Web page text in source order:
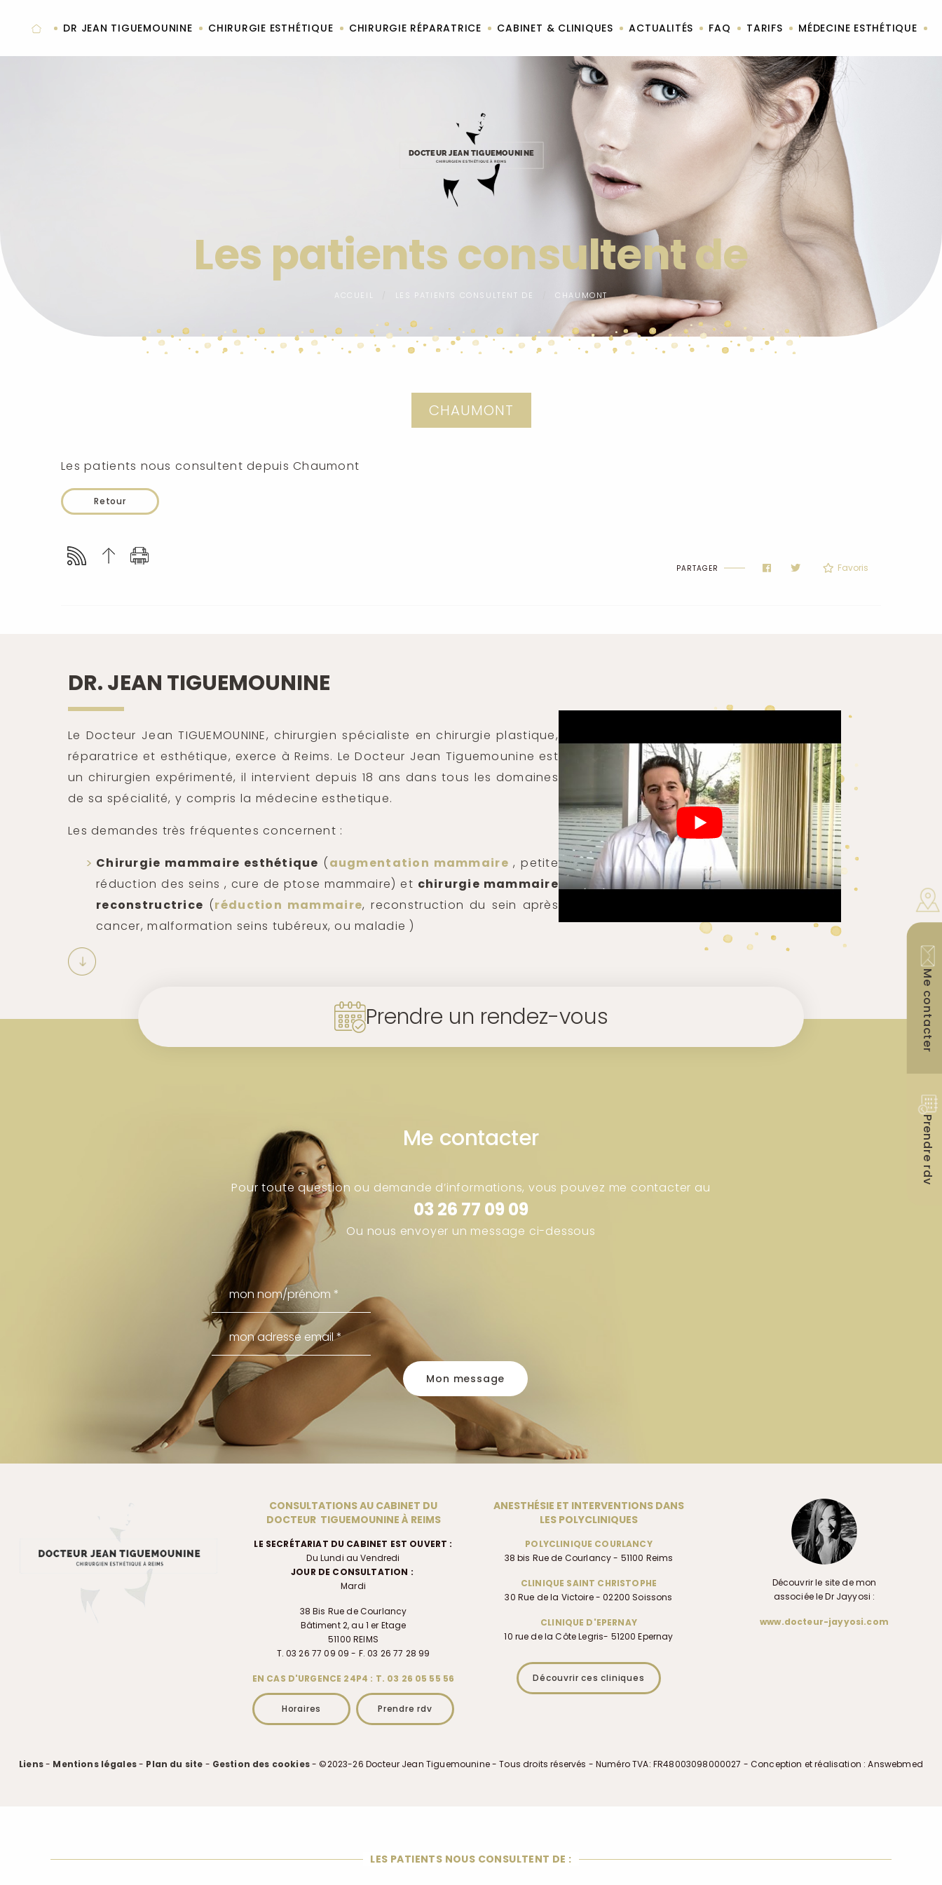
Me contacter
Prendre rdv
DR JEAN TIGUEMOUNINE CHIRURGIE ESTHÉTIQUE CHIRURGIE RÉPARATRICE CABINET & CLINIQUES ACTUALITÉS FAQ TARIFS MÉDECINE ESTHÉTIQUE
DOCTEUR JEAN TIGUEMOUNINE
CHIRURGIEN ESTHÉTIQUE À REIMS
Les patients consultent de
ACCUEIL LES PATIENTS CONSULTENT DE CHAUMONT
CHAUMONT
Les patients nous consultent depuis Chaumont
Retour
PARTAGER Favoris
DR. JEAN TIGUEMOUNINE
Le Docteur Jean TIGUEMOUNINE, chirurgien spécialiste en chirurgie plastique,
réparatrice et esthétique, exerce à Reims. Le Docteur Jean Tiguemounine est
un chirurgien expérimenté, il intervient depuis 18 ans dans tous les domaines
de sa spécialité, y compris la médecine esthetique.
Les demandes très fréquentes concernent :
Chirurgie mammaire esthétique (augmentation mammaire , petite
réduction des seins , cure de ptose mammaire) et chirurgie mammaire
reconstructrice (réduction mammaire, reconstruction du sein après
cancer, malformation seins tubéreux, ou maladie )
Prendre un rendez-vous
Me contacter
Pour toute question ou demande d’informations, vous pouvez me contacter au
03 26 77 09 09
Ou nous envoyer un message ci-dessous
Mon message
CONSULTATIONS AU CABINET DU
DOCTEUR TIGUEMOUNINE À REIMS
LE SECRÉTARIAT DU CABINET EST OUVERT :
Du Lundi au Vendredi
JOUR DE CONSULTATION :
Mardi
38 Bis Rue de Courlancy
Bâtiment 2, au 1 er Etage
51100 REIMS
T. 03 26 77 09 09 - F. 03 26 77 28 99
EN CAS D'URGENCE 24P4 : T. 03 26 05 55 56
Horaires Prendre rdv
ANESTHÉSIE ET INTERVENTIONS DANS
LES POLYCLINIQUES
POLYCLINIQUE COURLANCY
38 bis Rue de Courlancy - 51100 Reims
CLINIQUE SAINT CHRISTOPHE
30 Rue de la Victoire - 02200 Soissons
CLINIQUE D'EPERNAY
10 rue de la Côte Legris- 51200 Epernay
Découvrir ces cliniques
Découvrir le site de mon
associée le Dr Jayyosi :
www.docteur-jayyosi.com
Liens- Mentions légales- Plan du site - Gestion des cookies- ©2023-26 Docteur Jean Tiguemounine - Tous droits réservés - Numéro TVA: FR48003098000027 - Conception et réalisation : Answebmed
LES PATIENTS NOUS CONSULTENT DE :